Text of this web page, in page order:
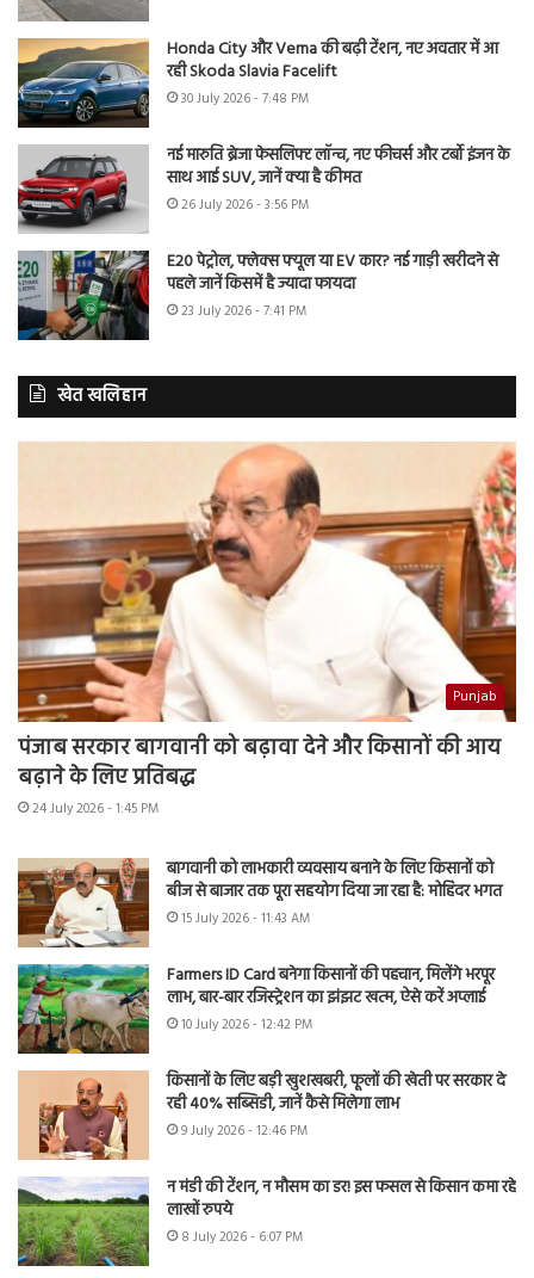
Honda City और Verna की बढ़ी टेंशन, नए अवतार में आ
रही Skoda Slavia Facelift
30 July 2026 - 7:48 PM
नई मारुति ब्रेजा फेसलिफ्ट लॉन्च, नए फीचर्स और टर्बो इंजन के
साथ आई SUV, जानें क्या है कीमत
26 July 2026 - 3:56 PM
E20 पेट्रोल, फ्लेक्स फ्यूल या EV कार? नई गाड़ी खरीदने से
पहले जानें किसमें है ज्यादा फायदा
23 July 2026 - 7:41 PM
खेत खलिहान
Punjab
पंजाब सरकार बागवानी को बढ़ावा देने और किसानों की आय
बढ़ाने के लिए प्रतिबद्ध
24 July 2026 - 1:45 PM
बागवानी को लाभकारी व्यवसाय बनाने के लिए किसानों को
बीज से बाजार तक पूरा सहयोग दिया जा रहा है: मोहिंदर भगत
15 July 2026 - 11:43 AM
Farmers ID Card बनेगा किसानों की पहचान, मिलेंगे भरपूर
लाभ, बार-बार रजिस्ट्रेशन का झंझट खत्म, ऐसे करें अप्लाई
10 July 2026 - 12:42 PM
किसानों के लिए बड़ी खुशखबरी, फूलों की खेती पर सरकार दे
रही 40% सब्सिडी, जानें कैसे मिलेगा लाभ
9 July 2026 - 12:46 PM
न मंडी की टेंशन, न मौसम का डर! इस फसल से किसान कमा रहे
लाखों रुपये
8 July 2026 - 6:07 PM